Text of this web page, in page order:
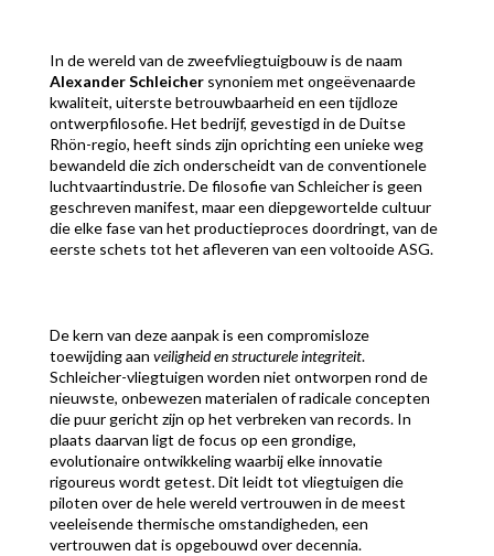
In de wereld van de zweefvliegtuigbouw is de naam
Alexander Schleichersynoniem met ongeëvenaarde
kwaliteit, uiterste betrouwbaarheid en een tijdloze
ontwerpfilosofie. Het bedrijf, gevestigd in de Duitse
Rhön-regio, heeft sinds zijn oprichting een unieke weg
bewandeld die zich onderscheidt van de conventionele
luchtvaartindustrie. De filosofie van Schleicher is geen
geschreven manifest, maar een diepgewortelde cultuur
die elke fase van het productieproces doordringt, van de
eerste schets tot het afleveren van een voltooide ASG.
De kern van deze aanpak is een compromisloze
toewijding aan veiligheid en structurele integriteit.
Schleicher-vliegtuigen worden niet ontworpen rond de
nieuwste, onbewezen materialen of radicale concepten
die puur gericht zijn op het verbreken van records. In
plaats daarvan ligt de focus op een grondige,
evolutionaire ontwikkeling waarbij elke innovatie
rigoureus wordt getest. Dit leidt tot vliegtuigen die
piloten over de hele wereld vertrouwen in de meest
veeleisende thermische omstandigheden, een
vertrouwen dat is opgebouwd over decennia.